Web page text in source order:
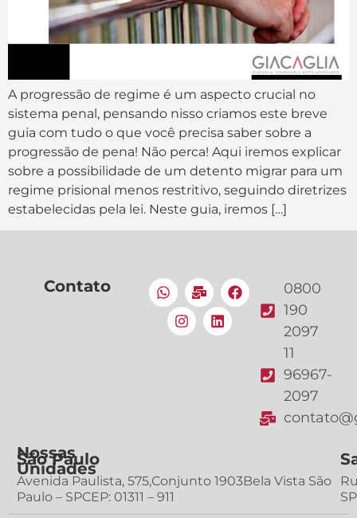
A progressão de regime é um aspecto crucial no
sistema penal, pensando nisso criamos este breve
guia com tudo o que você precisa saber sobre a
progressão de pena! Não perca! Aqui iremos explicar
sobre a possibilidade de um detento migrar para um
regime prisional menos restritivo, seguindo diretrizes
estabelecidas pela lei. Neste guia, iremos […]
Contato
0800
190
2097
11
96967-
2097
Nossas
Unidades
São Paulo
Avenida Paulista, 575,Conjunto 1903Bela Vista São
Paulo – SPCEP: 01311 – 911